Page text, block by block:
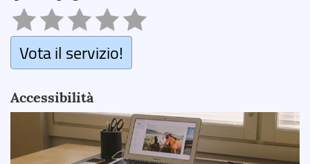
Vota il servizio!
Accessibilità